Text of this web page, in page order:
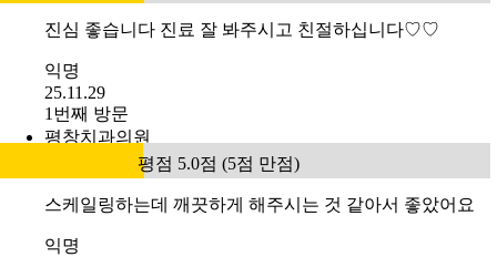
진심 좋습니다 진료 잘 봐주시고 친절하십니다♡♡
익명
25.11.29
1번째 방문
평창치과의원
평점 5.0점 (5점 만점)
스케일링하는데 깨끗하게 해주시는 것 같아서 좋았어요
익명